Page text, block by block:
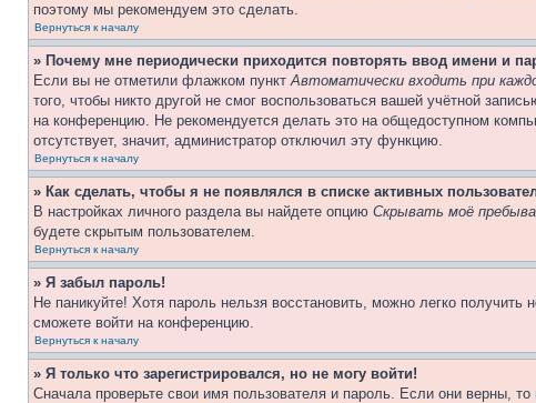
поэтому мы рекомендуем это сделать.
Вернуться к началу
» Почему мне периодически приходится повторять ввод имени и
Если вы не отметили флажком пунктАвтоматически входить при
того, чтобы никто другой не смог воспользоваться вашей учётной
на конференцию. Не рекомендуется делать это на общедоступном
отсутствует, значит, администратор отключил эту функцию.
Вернуться к началу
» Как сделать, чтобы я не появлялся в списке активных
В настройках личного раздела вы найдете опцию Скрывать моё
будете скрытым пользователем.
Вернуться к началу
» Я забыл пароль!
Не паникуйте! Хотя пароль нельзя восстановить, можно легко
сможете войти на конференцию.
Вернуться к началу
» Я только что зарегистрировался, но не могу войти!
Сначала проверьте свои имя пользователя и пароль. Если они верны,